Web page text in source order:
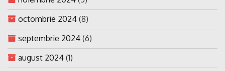
octombrie 2024 (8)
septembrie 2024 (6)
august 2024 (1)